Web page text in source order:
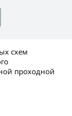
схем
проходной